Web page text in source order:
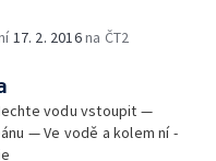
17. 2. 2016na ČT2
vodu vstoupit —
— Ve vodě a kolem ní -